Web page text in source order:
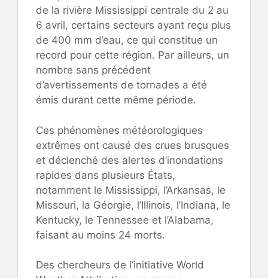
de la rivière Mississippi centrale du 2 au
6 avril, certains secteurs ayant reçu plus
de 400 mm d’eau, ce qui constitue un
record pour cette région. Par ailleurs, un
nombre sans précédent
d’avertissements de tornades a été
émis durant cette même période.
Ces phénomènes météorologiques
extrêmes ont causé des crues brusques
et déclenché des alertes d’inondations
rapides dans plusieurs États,
notamment le Mississippi, l’Arkansas, le
Missouri, la Géorgie, l’Illinois, l’Indiana, le
Kentucky, le Tennessee et l’Alabama,
faisant au moins 24 morts.
Des chercheurs de l’initiative World